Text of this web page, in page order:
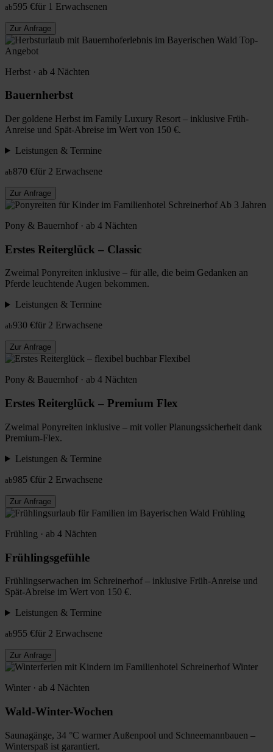
ab595 €für 1 Erwachsenen
Zur Anfrage
Top-
Angebot
Herbst · ab 4 Nächten
Bauernherbst
Der goldene Herbst im Family Luxury Resort – inklusive Früh-
Anreise und Spät-Abreise im Wert von 150 €.
Leistungen & Termine
ab870 €für 2 Erwachsene
Zur Anfrage
Ab 3 Jahren
Pony & Bauernhof · ab 4 Nächten
Erstes Reiterglück – Classic
Zweimal Ponyreiten inklusive – für alle, die beim Gedanken an
Pferde leuchtende Augen bekommen.
Leistungen & Termine
ab930 €für 2 Erwachsene
Zur Anfrage
Flexibel
Pony & Bauernhof · ab 4 Nächten
Erstes Reiterglück – Premium Flex
Zweimal Ponyreiten inklusive – mit voller Planungssicherheit dank
Premium-Flex.
Leistungen & Termine
ab985 €für 2 Erwachsene
Zur Anfrage
Frühling
Frühling · ab 4 Nächten
Frühlingsgefühle
Frühlingserwachen im Schreinerhof – inklusive Früh-Anreise und
Spät-Abreise im Wert von 150 €.
Leistungen & Termine
ab955 €für 2 Erwachsene
Zur Anfrage
Winter
Winter · ab 4 Nächten
Wald-Winter-Wochen
Saunagänge, 34 °C warmer Außenpool und Schneemannbauen –
Winterspaß ist garantiert.